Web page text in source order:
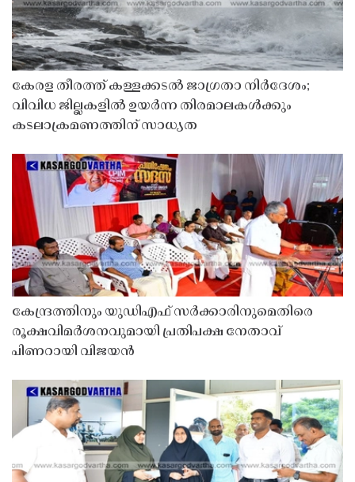
കേരള തീരത്ത് കള്ളക്കടൽ ജാഗ്രതാ നിർദേശം;
വിവിധ ജില്ലകളിൽ ഉയർന്ന തിരമാലകൾക്കും
കടലാക്രമണത്തിന് സാധ്യത
കേന്ദ്രത്തിനും യുഡിഎഫ് സർക്കാരിനുമെതിരെ
രൂക്ഷവിമർശനവുമായി പ്രതിപക്ഷ നേതാവ്
പിണറായി വിജയൻ